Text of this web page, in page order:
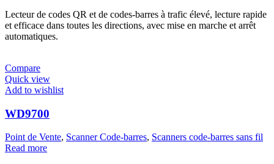
Lecteur de codes QR et de codes-barres à trafic élevé, lecture rapide
et efficace dans toutes les directions, avec mise en marche et arrêt
automatiques.
Compare
Quick view
Add to wishlist
WD9700
Point de Vente, Scanner Code-barres, Scanners code-barres sans fil
Read more